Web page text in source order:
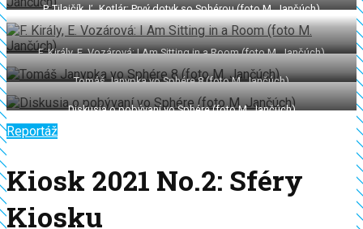
P. Tilajčík, Ľ. Kotlár: Prvý dotyk so Sphérou (foto M. Jančúch)
F. Király, E. Vozárová: I Am Sitting in a Room (foto M. Jančúch)
Tomáš Janypka vo Sphére 8 (foto M. Jančúch)
Diskusia o pobývaní vo Sphére (foto M. Jančúch)
Reportáž
Kiosk 2021 No.2: Sféry
Kiosku